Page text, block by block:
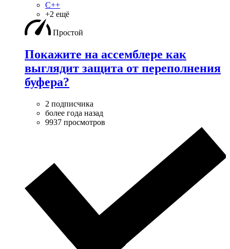
C++
+2 ещё
Простой
Покажите на ассемблере как
выглядит защита от переполнения
буфера?
2 подписчика
более года назад
9937 просмотров